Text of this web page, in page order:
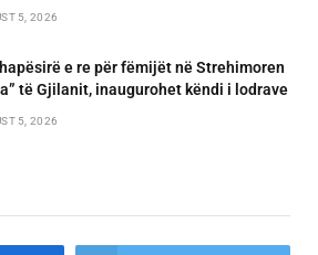
5, 2026
e re për fëmijët në Strehimoren
të Gjilanit, inaugurohet këndi i lodrave
5, 2026